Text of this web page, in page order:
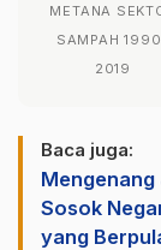
METANA
SAMPAH
2019
Baca juga:
Sosok
yang